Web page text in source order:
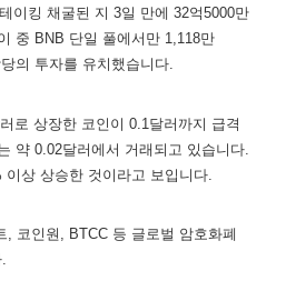
이킹 채굴된 지 3일 만에 32억5000만
중 BNB 단일 풀에서만 1,118만
의 투자를 유치했습니다.
로 상장한 코인이 0.1달러까지 급격
약 0.02달러에서 거래되고 있습니다.
상 상승한 것이라고 보입니다.
, 코인원, BTCC 등 글로벌 암호화폐